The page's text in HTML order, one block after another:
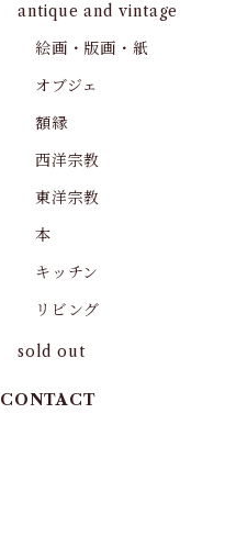
antique and vintage
絵画・版画・紙
オブジェ
額縁
西洋宗教
東洋宗教
本
キッチン
リビング
sold out
CONTACT